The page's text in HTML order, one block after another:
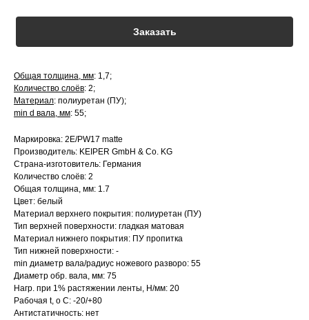
Заказать
Общая толщина, мм: 1,7;
Количество слоёв: 2;
Материал: полиуретан (ПУ);
min d вала, мм: 55;
Маркировка: 2E/PW17 matte
Производитель: KEIPER GmbH & Co. KG
Страна-изготовитель: Германия
Количество слоёв: 2
Общая толщина, мм: 1.7
Цвет: белый
Материал верхнего покрытия: полиуретан (ПУ)
Тип верхней поверхности: гладкая матовая
Материал нижнего покрытия: ПУ пропитка
Тип нижней поверхности: -
min диаметр вала/радиус ножевого разворо: 55
Диаметр обр. вала, мм: 75
Нагр. при 1% растяжении ленты, Н/мм: 20
Рабочая t, о С: -20/+80
Антистатичность: нет